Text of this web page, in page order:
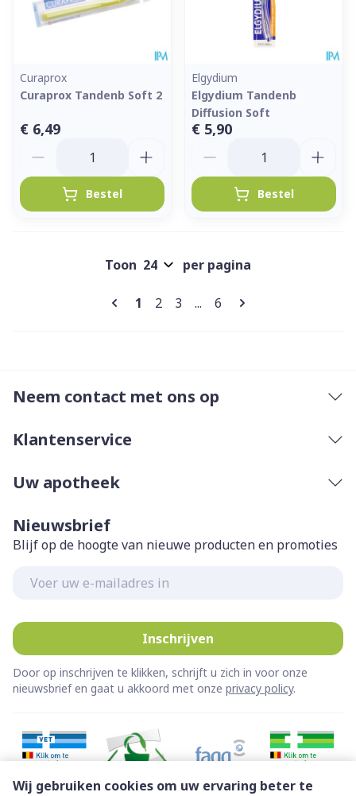
Wij gebruiken cookies om uw ervaring beter te
Curaprox
Curaprox Tandenb Soft 2
€ 6,49
Bestel
Elgydium
Elgydium Tandenb
Diffusion Soft
€ 5,90
Bestel
Pagina's
U lees momenteel pagina
1 Pagina
2 Pagina
3 ... Pagina
6
Toon per pagina
Neem contact met ons op
Klantenservice
Uw apotheek
Nieuwsbrief
Blijf op de hoogte van nieuwe producten en promoties
Inschrijven
Door op inschrijven te klikken, schrijft u zich in voor onze
nieuwsbrief en gaat u akkoord met onze privacy policy.